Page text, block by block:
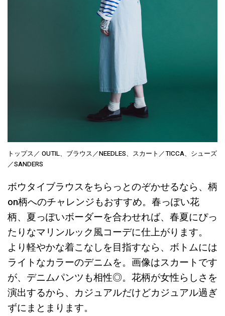
トップス／ OUTIL、ブラウス／NEEDLES、スカート／TICCA、シューズ
／SANDERS
ボウタイブラウスをちらっとのぞかせるなら、柄
on柄へのチャレンジもおすすめ。春っぽい花
柄、夏っぽいボーダーを合わせれば、春夏にぴっ
たりなマリンルック風コーデに仕上がります。
より軽やかな着こなしを目指すなら、ボトムには
ライトなカラーのデニムを。画像はスカートです
が、デニムパンツも相性◎。花柄が女性らしさを
演出するから、カジュアルだけどカジュアル過ぎ
ずにまとまります。